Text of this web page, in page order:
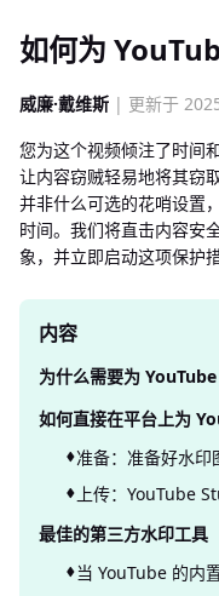
如何为
威廉·戴维斯 | 更新于
您为这个视频倾注了时间
让内容窃贼轻易地将其窃
并非什么可选的花哨设置
时间。我们将直击内容安
象，并立即启动这项保护措
内容
为什么需要为
如何直接在平台上为
准备：准备好水印
上传：YouTube
最佳的第三方水印工具
当 YouTube 的内